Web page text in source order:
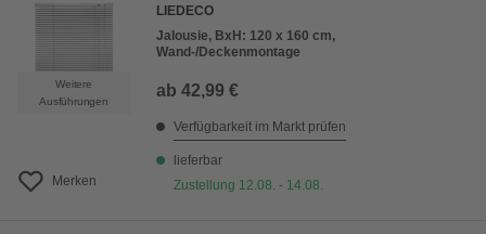
Weitere
Ausführungen
Merken
LIEDECO
Jalousie, BxH: 120 x 160 cm,
Wand-/Deckenmontage
ab 42,99 €
Verfügbarkeit im Markt prüfen
lieferbar
Zustellung 12.08. - 14.08.